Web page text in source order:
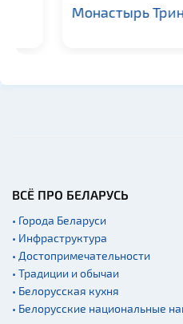
Монастырь
ВСЁ ПРО БЕЛАРУСЬ
• Города Беларуси
• Инфраструктура
• Достопримечательности
• Традиции и обычаи
• Белорусская кухня
• Белорусские национальные